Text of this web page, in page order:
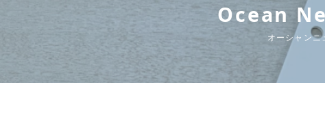
Ocean
オーシャンニ